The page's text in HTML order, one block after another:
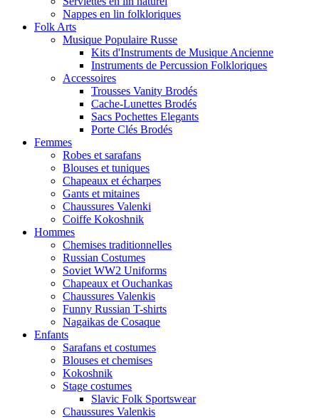
Nappes en lin folkloriques
Folk Arts
Musique Populaire Russe
Kits d'Instruments de Musique Ancienne
Instruments de Percussion Folkloriques
Accessoires
Trousses Vanity Brodés
Cache-Lunettes Brodés
Sacs Pochettes Elegants
Porte Clés Brodés
Femmes
Robes et sarafans
Blouses et tuniques
Chapeaux et écharpes
Gants et mitaines
Chaussures Valenki
Coiffe Kokoshnik
Hommes
Chemises traditionnelles
Russian Costumes
Soviet WW2 Uniforms
Chapeaux et Ouchankas
Chaussures Valenkis
Funny Russian T-shirts
Nagaikas de Cosaque
Enfants
Sarafans et costumes
Blouses et chemises
Kokoshnik
Stage costumes
Slavic Folk Sportswear
Chaussures Valenkis